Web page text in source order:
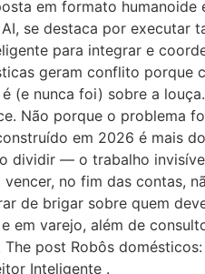
em formato humanoide
se destaca por executar
para integrar e
geram conflito porque
(e nunca foi) sobre a
Não porque o problema
em 2026 é mais
dividir — o trabalho
no fim das contas,
de brigar sobre quem
em varejo, além de
post Robôs
Inteligente .